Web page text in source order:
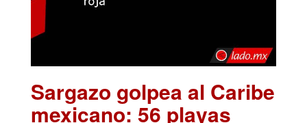
Sargazo golpea al Caribe
mexicano: 56 playas